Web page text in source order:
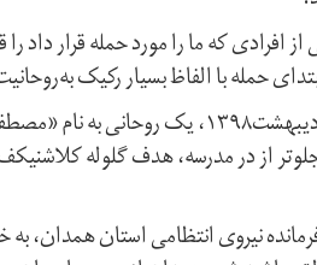
افرادی که ما را مورد حمله قرار داد
حمله با الفاظ بسیار رکیک
بر اساس گزارش‌ها، ظهر روز شنبه ۷